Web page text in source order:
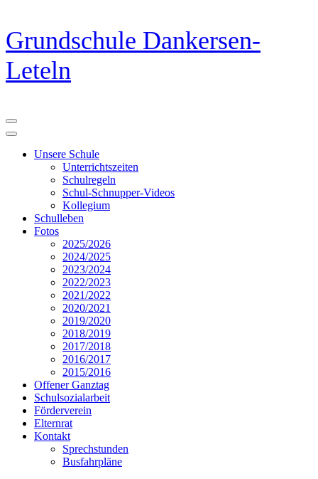
Zum
Inhalt
springen
(Eingabetaste
drücken)
Grundschule Dankersen-
Leteln
Unsere Schule
Unterrichtszeiten
Schulregeln
Schul-Schnupper-Videos
Kollegium
Schulleben
Fotos
2025/2026
2024/2025
2023/2024
2022/2023
2021/2022
2020/2021
2019/2020
2018/2019
2017/2018
2016/2017
2015/2016
Offener Ganztag
Schulsozialarbeit
Förderverein
Elternrat
Kontakt
Sprechstunden
Busfahrpläne